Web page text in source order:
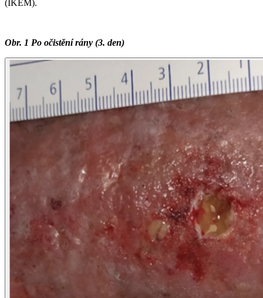
(IKEM).
Obr. 1 Po očistění rány (3. den)